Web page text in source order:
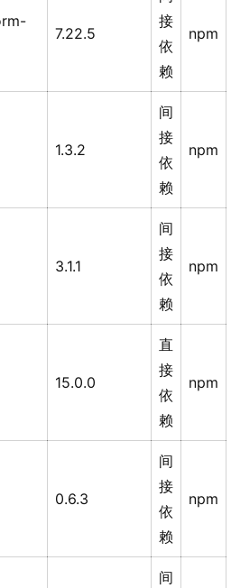
7.22.5
接
依
赖
npm
1.3.2
间
接
依
赖
npm
3.1.1
间
接
依
赖
npm
15.0.0
直
接
依
赖
npm
0.6.3
间
接
依
赖
npm
间